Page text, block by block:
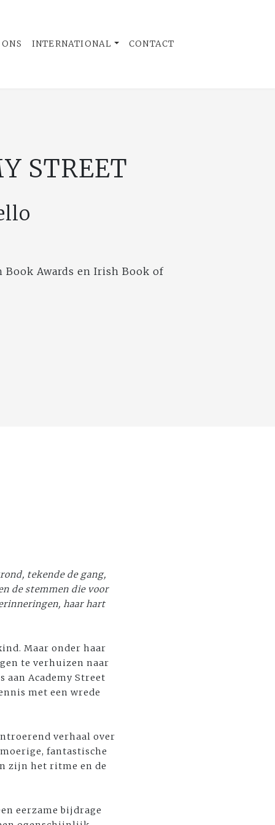
INTERNATIONAL CONTACT
STREET
Book Awards en Irish Book of
tekende de gang,
de stemmen die voor
haar hart
Maar onder haar
te verhuizen naar
aan Academy Street
met een wrede
verhaal over
fantastische
zijn het ritme en de
eerzame bijdrage